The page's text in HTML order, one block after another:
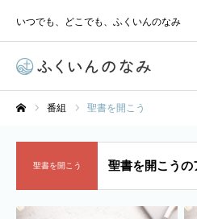
いつでも、どこでも、ふくいんのなみ
番組 聖書を開こう
聖書を開こう 聖書を開こうの